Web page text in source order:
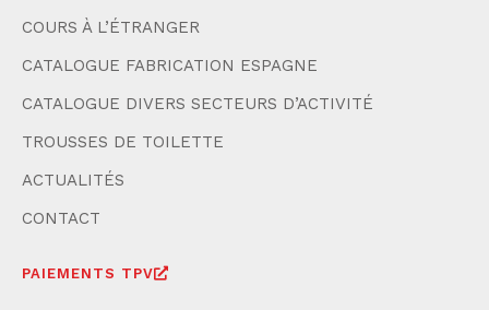
COURS À L’ÉTRANGER
CATALOGUE FABRICATION ESPAGNE
CATALOGUE DIVERS SECTEURS D’ACTIVITÉ
TROUSSES DE TOILETTE
ACTUALITÉS
CONTACT
PAIEMENTS TPV